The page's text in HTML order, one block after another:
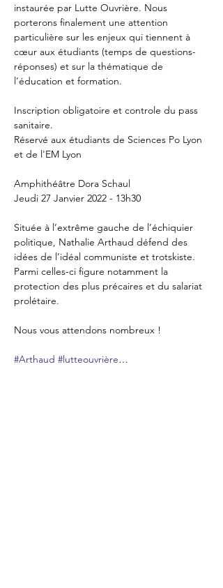
instaurée par Lutte Ouvrière. Nous
porterons finalement une attention
particulière sur les enjeux qui tiennent à
cœur aux étudiants (temps de questions-
réponses) et sur la thématique de
l’éducation et formation.
Inscription obligatoire et controle du pass
sanitaire.
Réservé aux étudiants de Sciences Po Lyon
et de l'EM Lyon
Amphithéâtre Dora Schaul
Située à l’extrême gauche de l’échiquier
politique, Nathalie Arthaud défend des
idées de l’idéal communiste et trotskiste.
Parmi celles-ci figure notamment la
protection des plus précaires et du salariat
prolétaire.
Nous vous attendons nombreux !
#Arthaud #lutteouvrière…